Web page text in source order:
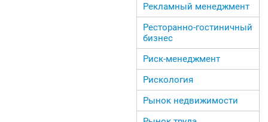
Рекламный менеджмент
Ресторанно-гостиничный
бизнес
Риск-менеджмент
Рискология
Рынок недвижимости